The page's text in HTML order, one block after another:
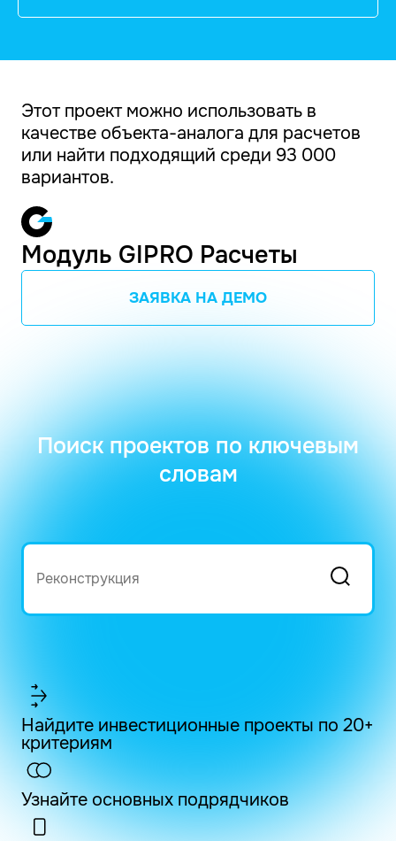
Этот проект можно использовать в
качестве объекта-аналога для расчетов
или найти подходящий среди 93 000
вариантов.
Модуль GIPRO Расчеты
ЗАЯВКА НА ДЕМО
Поиск проектов по ключевым
словам
Найдите инвестиционные проекты по 20+
критериям
Узнайте основных подрядчиков